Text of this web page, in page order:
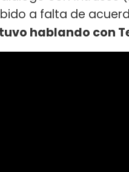
a falta de
hablando con